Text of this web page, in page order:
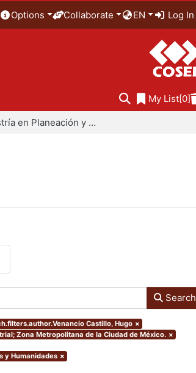
Options Collaborate EN Log In
My List[0]
Maestría en Planeación y Políticas Metropolitanas
Search
Castillo, Hugo ×
Zona Metropolitana de la Ciudad de México. ×
y Humanidades ×